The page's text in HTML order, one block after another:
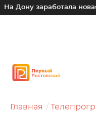
заработала новая
Главная